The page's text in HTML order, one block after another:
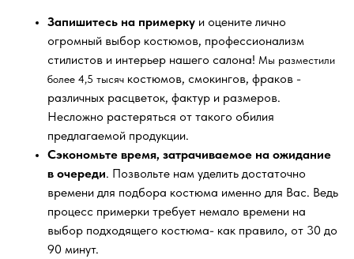
Запишитесь на примерку и оцените лично
огромный выбор костюмов, профессионализм
стилистов и интерьер нашего салона! Мы разместили
более 4,5 тысяч костюмов, смокингов, фраков -
различных расцветок, фактур и размеров.
Несложно растеряться от такого обилия
предлагаемой продукции.
Сэкономьте время, затрачиваемое на ожидание
в очереди. Позвольте нам уделить достаточно
времени для подбора костюма именно для Вас. Ведь
процесс примерки требует немало времени на
выбор подходящего костюма- как правило, от 30 до
90 минут.